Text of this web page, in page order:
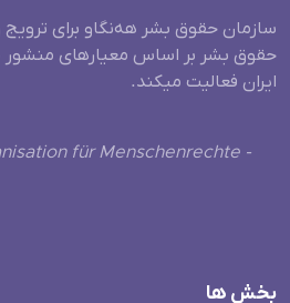
سازمان حقوق بشر هه‌نگاو برای
حقوق بشر بر اساس معیارهای منشور
ایران فعالیت میکند.
für Menschenrechte -
بخش ها